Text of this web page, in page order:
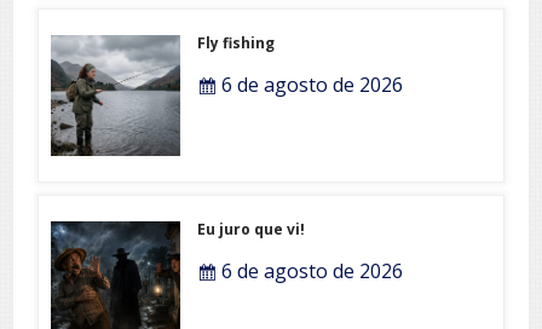
Fly fishing
6 de agosto de 2026
Eu juro que vi!
6 de agosto de 2026